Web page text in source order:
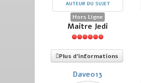
AUTEUR DU SUJET
Hors Ligne
Maitre Jedi
Plus d'informations
Dave013